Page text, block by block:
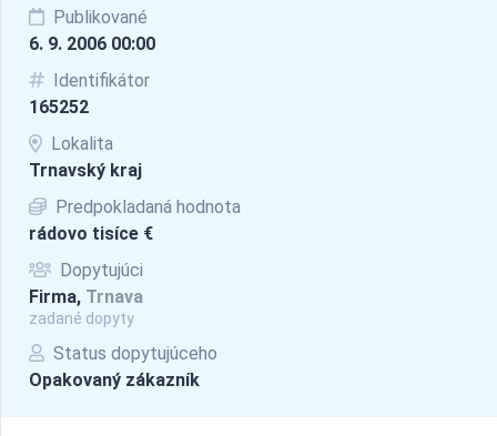
Publikované
6. 9. 2006 00:00
Identifikátor
165252
Lokalita
Trnavský kraj
Predpokladaná hodnota
rádovo tisíce €
Dopytujúci
Firma, Trnava
zadané dopyty
Status dopytujúceho
Opakovaný zákazník